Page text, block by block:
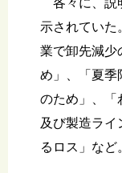
各々に、説
示されていた
業で卸先減少
め」、「夏季
のため」、「
及び製造ライ
るロス」など